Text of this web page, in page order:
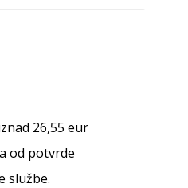
26,55 eur
od potvrde
službe.